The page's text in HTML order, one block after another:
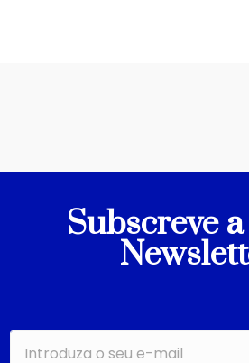
Subscreve